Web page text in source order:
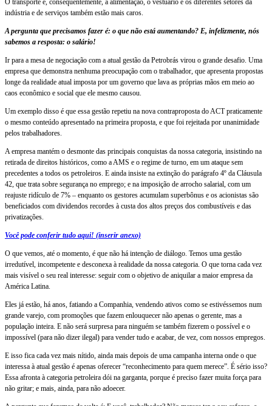
indústria e de serviços também estão mais caros.
A pergunta que precisamos fazer é: o que não está aumentando? E, infelizmente, nós
sabemos a resposta: o salário!
Ir para a mesa de negociação com a atual gestão da Petrobrás virou o grande desafio. Uma
empresa que demonstra nenhuma preocupação com o trabalhador, que apresenta propostas
longe da realidade atual imposta por um governo que lava as próprias mãos em meio ao
caos econômico e social que ele mesmo causou.
Um exemplo disso é que essa gestão repetiu na nova contraproposta do ACT praticamente
o mesmo conteúdo apresentado na primeira proposta, e que foi rejeitada por unanimidade
pelos trabalhadores.
A empresa mantém o desmonte das principais conquistas da nossa categoria, insistindo na
retirada de direitos históricos, como a AMS e o regime de turno, em um ataque sem
precedentes a todos os petroleiros. E ainda insiste na extinção do parágrafo 4º da Cláusula
42, que trata sobre segurança no emprego; e na imposição de arrocho salarial, com um
reajuste ridículo de 7% – enquanto os gestores acumulam superbônus e os acionistas são
beneficiados com dividendos recordes à custa dos altos preços dos combustíveis e das
privatizações.
Você pode conferir tudo aqui! (inserir anexo)
O que vemos, até o momento, é que não há intenção de diálogo. Temos uma gestão
irredutível, incompetente e desconexa à realidade da nossa categoria. O que torna cada vez
mais visível o seu real interesse: seguir com o objetivo de aniquilar a maior empresa da
América Latina.
Eles já estão, há anos, fatiando a Companhia, vendendo ativos como se estivéssemos num
grande varejo, com promoções que fazem enlouquecer não apenas o gerente, mas a
população inteira. E não será surpresa para ninguém se também fizerem o possível e o
impossível (para não dizer ilegal) para vender tudo e acabar, de vez, com nossos empregos.
E isso fica cada vez mais nítido, ainda mais depois de uma campanha interna onde o que
interessa à atual gestão é apenas oferecer “reconhecimento para quem merece”. É sério isso?
Essa afronta à categoria petroleira dói na garganta, porque é preciso fazer muita força para
não gritar; e mais, ainda, para não adoecer.